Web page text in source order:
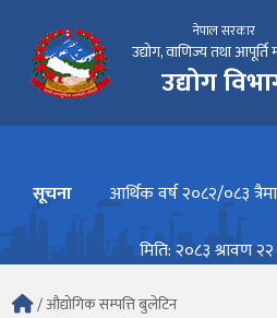
नेपाल सरकार
उद्योग, वाणिज्य तथा आपूर्ति
उद्योग
सूचना आर्थिक वर्ष २०८२/०८३
मिति: २०८३ श्रावण
/ औद्योगिक सम्पत्ति बुलेटिन